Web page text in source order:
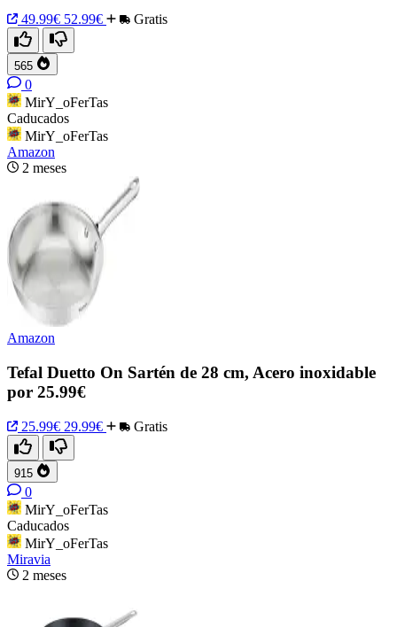
49.99€ 52.99€ Gratis
565
0
MirY_oFerTas
Caducados
MirY_oFerTas
Amazon
2 meses
Amazon
Tefal Duetto On Sartén de 28 cm, Acero inoxidable
por 25.99€
25.99€ 29.99€ Gratis
915
0
MirY_oFerTas
Caducados
MirY_oFerTas
Miravia
2 meses